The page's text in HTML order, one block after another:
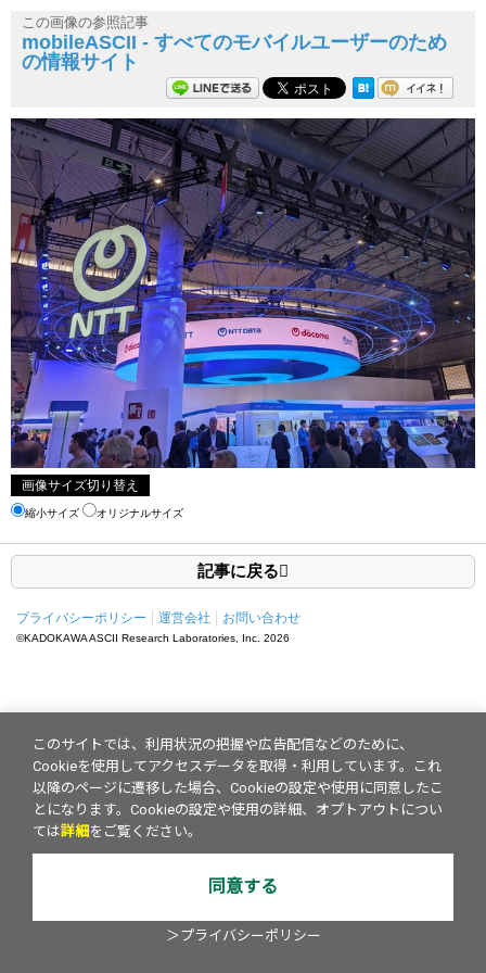
この画像の参照記事
mobileASCII - すべてのモバイルユーザーのため
の情報サイト
画像サイズ切り替え
縮小サイズ オリジナルサイズ
記事に戻る
プライバシーポリシー 運営会社 お問い合わせ
©KADOKAWA ASCII Research Laboratories, Inc. 2026
このサイトでは、利用状況の把握や広告配信などのために、
Cookieを使用してアクセスデータを取得・利用しています。これ
以降のページに遷移した場合、Cookieの設定や使用に同意したこ
とになります。Cookieの設定や使用の詳細、オプトアウトについ
ては詳細 をご覧ください。
同意する
＞プライバシーポリシー